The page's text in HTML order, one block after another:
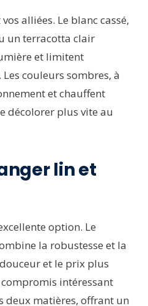
alliées. Le blanc cassé,
un terracotta clair
et limitent
couleurs sombres, à
et chauffent
décolorer plus vite au
lin et
option. Le
la robustesse et la
et le prix plus
compromis intéressant
deux matières, offrant un